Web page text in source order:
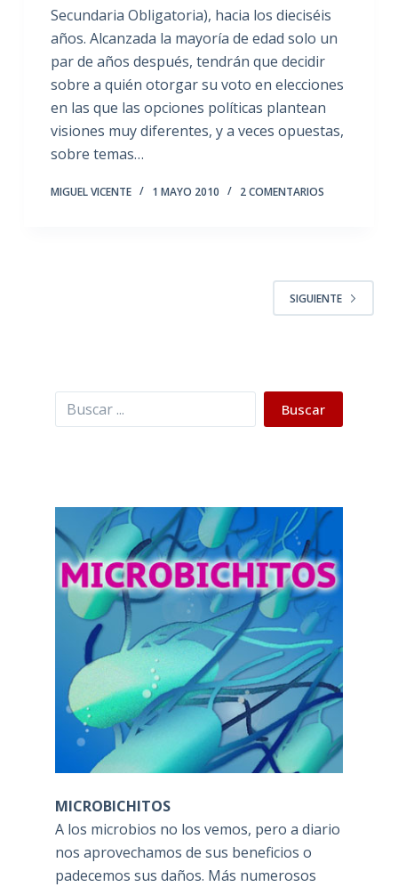
Secundaria Obligatoria), hacia los dieciséis
años. Alcanzada la mayoría de edad solo un
par de años después, tendrán que decidir
sobre a quién otorgar su voto en elecciones
en las que las opciones políticas plantean
visiones muy diferentes, y a veces opuestas,
sobre temas…
MIGUEL VICENTE 1 MAYO 2010 2 COMENTARIOS
SIGUIENTE
Buscar Buscar
MICROBICHITOS
A los microbios no los vemos, pero a diario
nos aprovechamos de sus beneficios o
padecemos sus daños. Más numerosos